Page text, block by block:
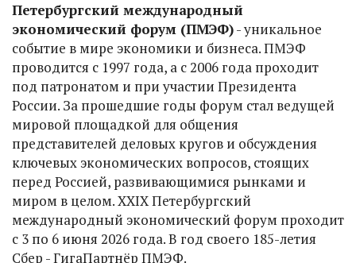
Петербургский международный
экономический форум (ПМЭФ)- уникальное
событие в мире экономики и бизнеса. ПМЭФ
проводится с 1997 года, а с 2006 года проходит
под патронатом и при участии Президента
России. За прошедшие годы форум стал ведущей
мировой площадкой для общения
представителей деловых кругов и обсуждения
ключевых экономических вопросов, стоящих
перед Россией, развивающимися рынками и
миром в целом. XXIX Петербургский
международный экономический форум проходит
с 3 по 6 июня 2026 года. В год своего 185-летия
Сбер - ГигаПартнёр ПМЭФ.